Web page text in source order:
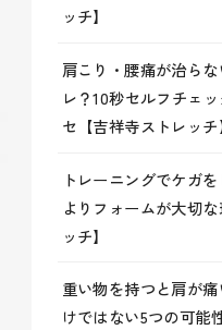
ッチ】
肩こり・腰痛が治ら
レ？10秒セルフチェ
セ【吉祥寺ストレッチ
トレーニングでケガ
よりフォームが大切
ッチ】
重い物を持つと肩が
けではない5つの可能